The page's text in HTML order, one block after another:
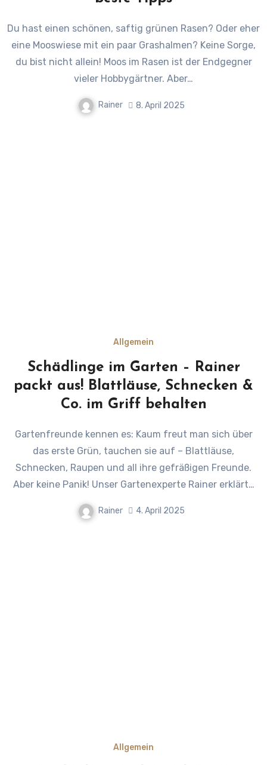
Du hast einen schönen, saftig grünen Rasen? Oder eher
eine Mooswiese mit ein paar Grashalmen? Keine Sorge,
du bist nicht allein! Moos im Rasen ist der Endgegner
vieler Hobbygärtner. Aber…
Rainer 8. April 2025
Allgemein
Schädlinge im Garten – Rainer
packt aus! Blattläuse, Schnecken &
Co. im Griff behalten
Gartenfreunde kennen es: Kaum freut man sich über
das erste Grün, tauchen sie auf – Blattläuse,
Schnecken, Raupen und all ihre gefräßigen Freunde.
Aber keine Panik! Unser Gartenexperte Rainer erklärt…
Rainer 4. April 2025
Allgemein